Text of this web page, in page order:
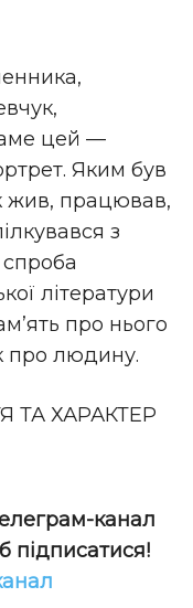
цей —
Яким був
жив, працював,
з
літератури
про нього
про людину.
ТА ХАРАКТЕР
канал
підписатися!